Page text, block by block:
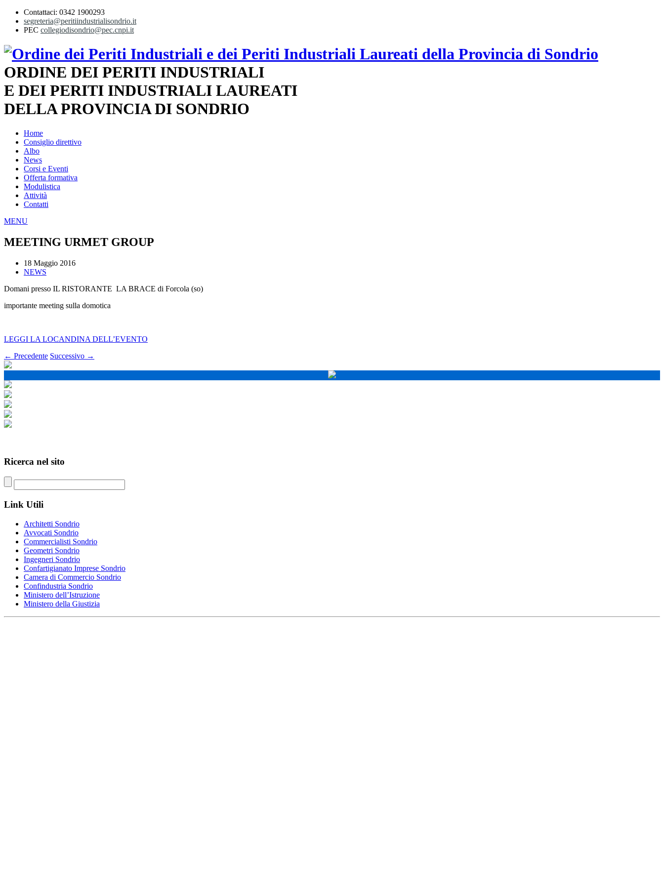
Contattaci: 0342 1900293
segreteria@peritiindustrialisondrio.it
PEC collegiodisondrio@pec.cnpi.it
ORDINE DEI PERITI INDUSTRIALI
E DEI PERITI INDUSTRIALI LAUREATI
DELLA PROVINCIA DI SONDRIO
Home
Consiglio direttivo
Albo
News
Corsi e Eventi
Offerta formativa
Modulistica
Attività
Contatti
MENU
MEETING URMET GROUP
18 Maggio 2016
NEWS
Domani presso IL RISTORANTE LA BRACE di Forcola (so)
importante meeting sulla domotica
LEGGI LA LOCANDINA DELL’EVENTO
← Precedente Successivo →
Ricerca nel sito
Link Utili
Architetti Sondrio
Avvocati Sondrio
Commercialisti Sondrio
Geometri Sondrio
Ingegneri Sondrio
Confartigianato Imprese Sondrio
Camera di Commercio Sondrio
Confindustria Sondrio
Ministero dell’Istruzione
Ministero della Giustizia